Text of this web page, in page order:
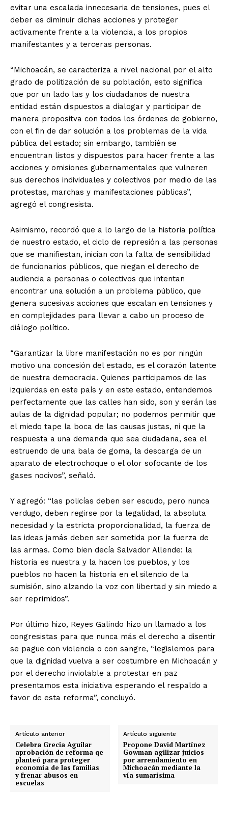
evitar una escalada innecesaria de tensiones, pues el
deber es diminuir dichas acciones y proteger
activamente frente a la violencia, a los propios
manifestantes y a terceras personas.
“Michoacán, se caracteriza a nivel nacional por el alto
grado de politización de su población, esto significa
que por un lado las y los ciudadanos de nuestra
entidad están dispuestos a dialogar y participar de
manera propositva con todos los órdenes de gobierno,
con el fin de dar solución a los problemas de la vida
pública del estado; sin embargo, también se
encuentran listos y dispuestos para hacer frente a las
acciones y omisiones gubernamentales que vulneren
sus derechos individuales y colectivos por medio de las
protestas, marchas y manifestaciones públicas”,
agregó el congresista.
Asimismo, recordó que a lo largo de la historia política
de nuestro estado, el ciclo de represión a las personas
que se manifiestan, inician con la falta de sensibilidad
de funcionarios públicos, que niegan el derecho de
audiencia a personas o colectivos que intentan
encontrar una solución a un problema público, que
genera sucesivas acciones que escalan en tensiones y
en complejidades para llevar a cabo un proceso de
diálogo político.
“Garantizar la libre manifestación no es por ningún
motivo una concesión del estado, es el corazón latente
de nuestra democracia. Quienes participamos de las
izquierdas en este país y en este estado, entendemos
perfectamente que las calles han sido, son y serán las
aulas de la dignidad popular; no podemos permitir que
el miedo tape la boca de las causas justas, ni que la
respuesta a una demanda que sea ciudadana, sea el
estruendo de una bala de goma, la descarga de un
aparato de electrochoque o el olor sofocante de los
gases nocivos”, señaló.
Y agregó: “las policías deben ser escudo, pero nunca
verdugo, deben regirse por la legalidad, la absoluta
necesidad y la estricta proporcionalidad, la fuerza de
las ideas jamás deben ser sometida por la fuerza de
las armas. Como bien decía Salvador Allende: la
historia es nuestra y la hacen los pueblos, y los
pueblos no hacen la historia en el silencio de la
sumisión, sino alzando la voz con libertad y sin miedo a
ser reprimidos”.
Por último hizo, Reyes Galindo hizo un llamado a los
congresistas para que nunca más el derecho a disentir
se pague con violencia o con sangre, “legislemos para
que la dignidad vuelva a ser costumbre en Michoacán y
por el derecho inviolable a protestar en paz
presentamos esta iniciativa esperando el respaldo a
favor de esta reforma”, concluyó.
Artículo anterior
Celebra Grecia Aguilar
aprobación de reforma qe
planteó para proteger
economía de las familias
y frenar abusos en
escuelas
Artículo siguiente
Propone David Martínez
Gowman agilizar juicios
por arrendamiento en
Michoacán mediante la
vía sumarísima